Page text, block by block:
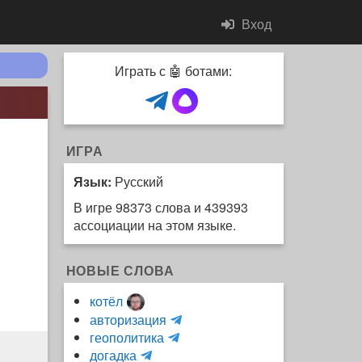
Вход
Играть с 🤖 ботами:
ИГРА
Язык: Русский
В игре 98373 слова и 439393
ассоциации на этом языке.
НОВЫЕ СЛОВА
котёл
авторизация
и
геополитика
H
догадка
m